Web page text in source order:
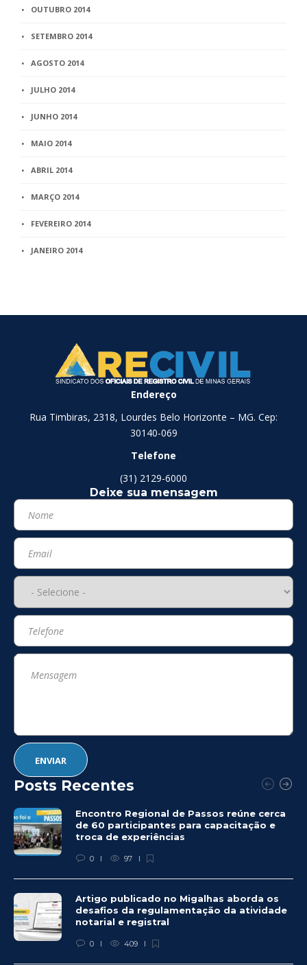
OUTUBRO 2014
SETEMBRO 2014
AGOSTO 2014
JULHO 2014
JUNHO 2014
MAIO 2014
ABRIL 2014
MARÇO 2014
FEVEREIRO 2014
JANEIRO 2014
Endereço
Rua Timbiras, 2318, Lourdes Belo Horizonte – MG. Cep:
30140-069
Telefone
(31) 2129-6000
Deixe sua mensagem
Posts Recentes
Encontro Regional de Passos reúne cerca
de 60 participantes para capacitação e
troca de experiências
0 97
Artigo publicado no Migalhas aborda os
desafios da regulamentação da atividade
notarial e registral
0 409